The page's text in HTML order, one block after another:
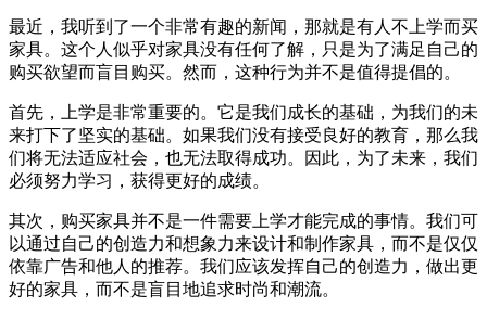
最近，我听到了一个非常有趣的新闻，那就是有人不上学而买
家具。这个人似乎对家具没有任何了解，只是为了满足自己的
购买欲望而盲目购买。然而，这种行为并不是值得提倡的。
首先，上学是非常重要的。它是我们成长的基础，为我们的未
来打下了坚实的基础。如果我们没有接受良好的教育，那么我
们将无法适应社会，也无法取得成功。因此，为了未来，我们
必须努力学习，获得更好的成绩。
其次，购买家具并不是一件需要上学才能完成的事情。我们可
以通过自己的创造力和想象力来设计和制作家具，而不是仅仅
依靠广告和他人的推荐。我们应该发挥自己的创造力，做出更
好的家具，而不是盲目地追求时尚和潮流。